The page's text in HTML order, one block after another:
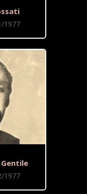
1977
Gentile
1977